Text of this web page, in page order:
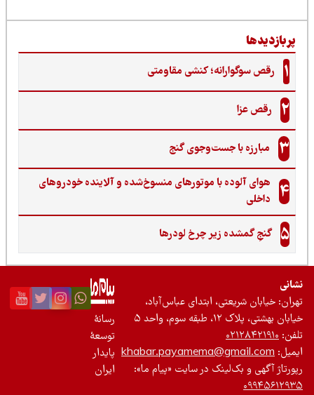
رقص سوگوارانه؛ کنشی مقاومتی
رقص عزا
مبارزه با جست‌وجوی گنج‌
هوای آلوده با موتورهای منسوخ‌شده و آلاینده خودروهای
داخلی
گنجِ گمشده زیر چرخ لودرها
خیابان شریعتی، ابتدای عباس‌آباد،
بهشتی، پلاک ۱۲، طبقه سوم، واحد ۵
۰۲۱۲۸۴۲۱۹۱۰
khabar.payamema@gmail.com
آگهی و بک‌لینک در سایت «پیام ما»:
رسانۀ
توسعۀ
پایدار
ایران